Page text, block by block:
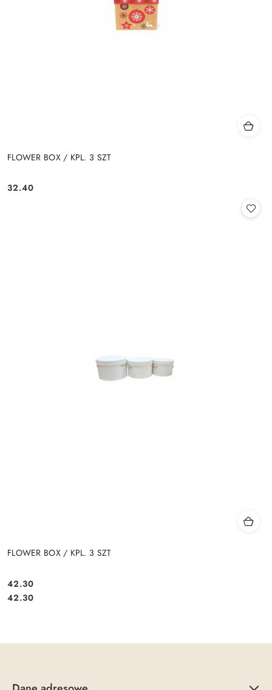
FLOWER BOX / KPL. 3 SZT
Cena:
32.40
FLOWER BOX / KPL. 3 SZT
Cena:
42.30
Cena:
42.30